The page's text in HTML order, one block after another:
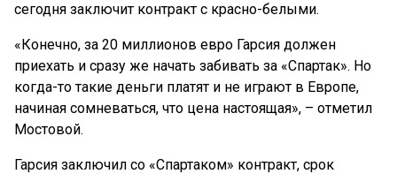
сегодня заключит контракт с красно-белыми.
«Конечно, за 20 миллионов евро Гарсия должен
приехать и сразу же начать забивать за «Спартак». Но
когда-то такие деньги платят и не играют в Европе,
начиная сомневаться, что цена настоящая», – отметил
Мостовой.
Гарсия заключил со «Спартаком» контракт, срок